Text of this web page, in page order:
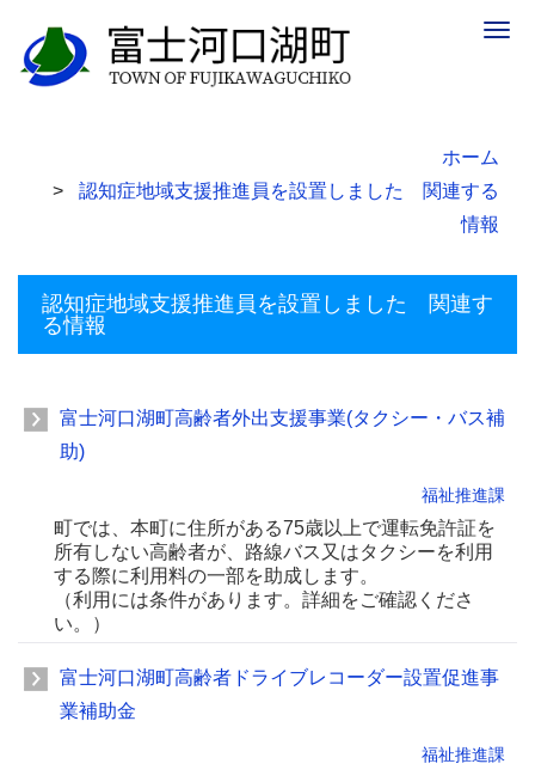
ホーム
認知症地域支援推進員を設置しました 関連する
情報
認知症地域支援推進員を設置しました 関連す
る情報
富士河口湖町高齢者外出支援事業(タクシー・バス補
助)
福祉推進課
町では、本町に住所がある75歳以上で運転免許証を
所有しない高齢者が、路線バス又はタクシーを利用
する際に利用料の一部を助成します。
（利用には条件があります。詳細をご確認くださ
い。）
富士河口湖町高齢者ドライブレコーダー設置促進事
業補助金
福祉推進課